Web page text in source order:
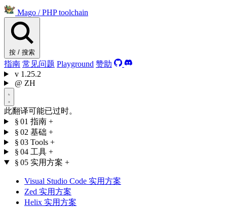
Mago / PHP toolchain
按 / 搜索
指南 常见问题 Playground 赞助
v 1.25.2
@ ZH
此翻译可能已过时。
§ 01 指南 +
§ 02 基础 +
§ 03 Tools +
§ 04 工具 +
§ 05 实用方案 +
Visual Studio Code 实用方案
Zed 实用方案
Helix 实用方案